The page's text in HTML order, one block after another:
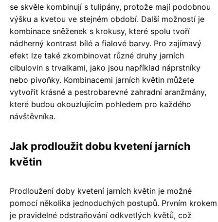
se skvěle kombinují s tulipány, protože mají podobnou
výšku a kvetou ve stejném období. Další možností je
kombinace sněženek s krokusy, které spolu tvoří
nádherný kontrast bílé a fialové barvy. Pro zajímavý
efekt lze také zkombinovat různé druhy jarních
cibulovin s trvalkami, jako jsou například náprstníky
nebo pivoňky. Kombinacemi jarních květin můžete
vytvořit krásné a pestrobarevné zahradní aranžmány,
které budou okouzlujícím pohledem pro každého
návštěvníka.
Jak prodloužit dobu kvetení jarních
květin
Prodloužení doby kvetení jarních květin je možné
pomocí několika jednoduchých postupů. Prvním krokem
je pravidelné odstraňování odkvetlých květů, což